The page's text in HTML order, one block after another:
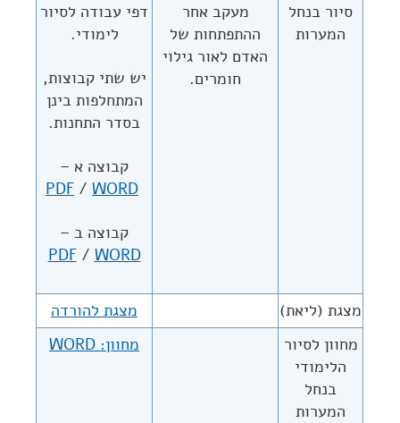
סיור בנחל
המערות
מעקב אחר
ההתפתחות של
האדם לאור גילוי
חומרים.
דפי עבודה לסיור
לימודי.
יש שתי קבוצות,
המתחלפות בינן
בסדר התחנות.
קבוצה א –
PDF / WORD
קבוצה ב –
PDF/ WORD
מצגת (ליאת)
מצגת להורדה
מחוון לסיור
הלימודי
בנחל
המערות
מחוון: WORD